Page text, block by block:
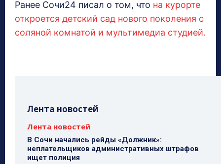
Ранее Сочи24 писал о том, что на курорте
откроется детский сад нового поколения с
соляной комнатой и мультимедиа студией.
Лента новостей
Лента новостей
В Сочи начались рейды «Должник»:
неплательщиков административных штрафов
ищет полиция